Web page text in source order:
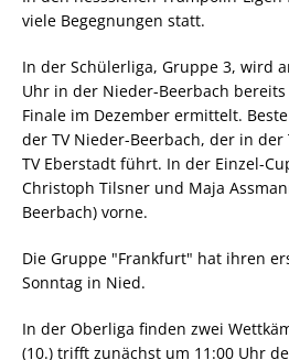
viele Begegnungen statt.
In der Schülerliga, Gruppe 3, wird
Uhr in der Nieder-Beerbach
Finale im Dezember ermittelt.
der TV Nieder-Beerbach, der in
TV Eberstadt führt. In der Einzel-
Christoph Tilsner und Maja
Beerbach) vorne.
Die Gruppe "Frankfurt" hat ihren
Sonntag in Nied.
In der Oberliga finden zwei
(10.) trifft zunächst um 11:00 Uhr